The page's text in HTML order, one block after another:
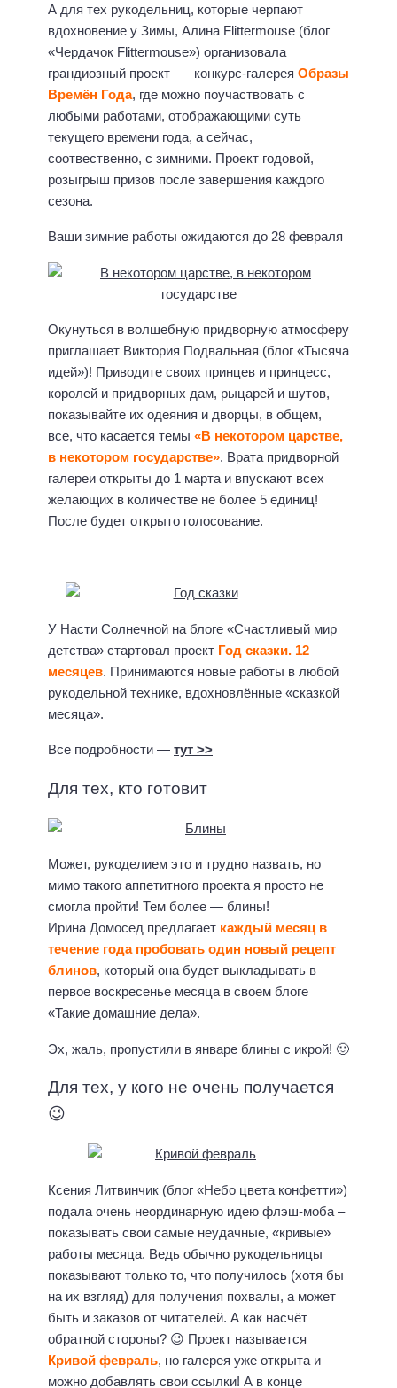
А для тех рукодельниц, которые черпают
вдохновение у Зимы, Алина Flittermouse (блог
«Чердачок Flittermouse») организовала
грандиозный проект — конкурс-галерея Образы
Времён Года, где можно поучаствовать с
любыми работами, отображающими суть
текущего времени года, а сейчас,
соотвественно, с зимними. Проект годовой,
розыгрыш призов после завершения каждого
сезона.
Ваши зимние работы ожидаются до 28 февраля
Окунуться в волшебную придворную атмосферу
приглашает Виктория Подвальная (блог «Тысяча
идей»)! Приводите своих принцев и принцесс,
королей и придворных дам, рыцарей и шутов,
показывайте их одеяния и дворцы, в общем,
все, что касается темы «В некотором царстве,
в некотором государстве». Врата придворной
галереи открыты до 1 марта и впускают всех
желающих в количестве не более 5 единиц!
После будет открыто голосование.
У Насти Солнечной на блоге «Счастливый мир
детства» стартовал проект Год сказки. 12
месяцев. Принимаются новые работы в любой
рукодельной технике, вдохновлённые «сказкой
месяца».
Все подробности — тут >>
Для тех, кто готовит
Может, рукоделием это и трудно назвать, но
мимо такого аппетитного проекта я просто не
смогла пройти! Тем более — блины!
Ирина Домосед предлагает каждый месяц в
течение года пробовать один новый рецепт
блинов, который она будет выкладывать в
первое воскресенье месяца в своем блоге
«Такие домашние дела».
Эх, жаль, пропустили в январе блины с икрой! 🙂
Для тех, у кого не очень получается
😉
Ксения Литвинчик (блог «Небо цвета конфетти»)
подала очень неординарную идею флэш-моба –
показывать свои самые неудачные, «кривые»
работы месяца. Ведь обычно рукодельницы
показывают только то, что получилось (хотя бы
на их взгляд) для получения похвалы, а может
быть и заказов от читателей. А как насчёт
обратной стороны? 😉 Проект называется
Кривой февраль, но галерея уже открыта и
можно добавлять свои ссылки! А в конце